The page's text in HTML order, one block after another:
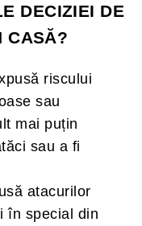
DECIZIEI DE
CASĂ?
riscului
sau
mai puțin
sau a fi
atacurilor
în special din